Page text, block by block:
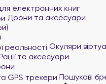
електронних книг
Дрони та аксесуари
Окуляри
та аксесуари
Пошукові